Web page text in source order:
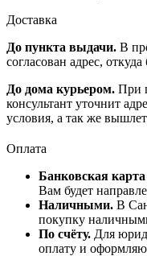
Доставка
До пункта выдачи. В
согласован адрес,
До дома курьером. При
консультант уточнит
условия, а так же
Оплата
Банковская
Вам будет
Наличными. В
покупку
По счёту. Для
оплату и